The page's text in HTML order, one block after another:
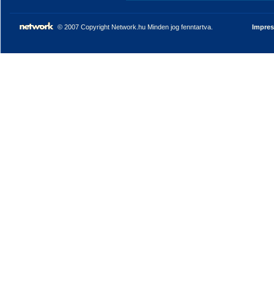
© 2007 Copyright Network.hu Minden jog fenntartva.